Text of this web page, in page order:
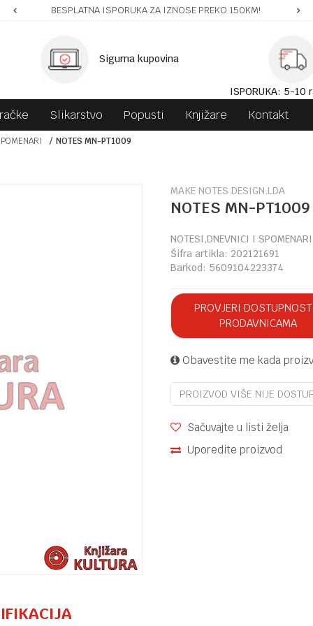
BESPLATNA ISPORUKA ZA IZNOSE PREKO 150KM!
Sigurna kupovina
ISPORUKA: 5-10
Slikarstvo Popusti Knjižare Kontakt
NOTES MN-PT1009
MAKE NOTES DESIGN.LDA
NOTES MN-PT1009
NOTESI,DNEVNICI I SPOMENARI
Šifra artikla: 202121691
Barkod: 5609104223374
PROVJERI
PRODAVNICAMA
Obavestite me kada
PROIZVOD VIŠE NIJE
Sačuvajte u listi želja
Uporedite proizvod